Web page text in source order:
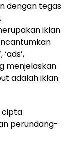
dengan tegas
iklan
menjelaskan
adalah iklan.
cipta
perundang-